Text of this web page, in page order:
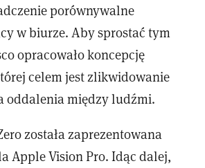
porównywalne
w biurze. Aby sprostać tym
opracowało koncepcję
celem jest zlikwidowanie
oddalenia między ludźmi.
została zaprezentowana
Apple Vision Pro. Idąc dalej,